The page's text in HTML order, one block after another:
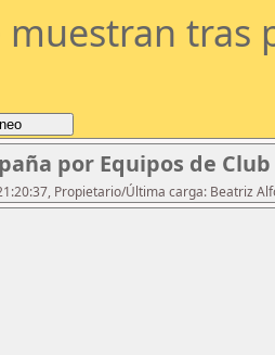
muestran tras
por Equipos de Club
Propietario/Última carga: Beatriz